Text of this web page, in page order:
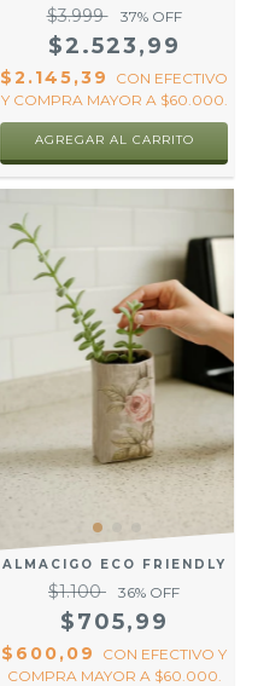
$3.999 37% OFF
$2.523,99
$2.145,39 CON EFECTIVO
Y COMPRA MAYOR A $60.000.
AGREGAR AL CARRITO
ALMACIGO ECO FRIENDLY
$1.100 36% OFF
$705,99
$600,09 CON EFECTIVO Y
COMPRA MAYOR A $60.000.